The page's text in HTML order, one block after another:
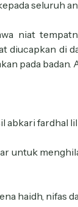
seluruh
niat
diucapkan di
pada badan.
abkari fardhal
untuk
haidh, nifas